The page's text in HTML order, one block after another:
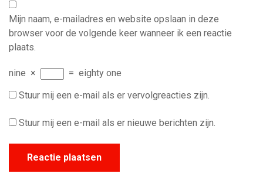
Mijn naam, e-mailadres en website opslaan in deze
browser voor de volgende keer wanneer ik een reactie
plaats.
nine × = eighty one
Stuur mij een e-mail als er vervolgreacties zijn.
Stuur mij een e-mail als er nieuwe berichten zijn.